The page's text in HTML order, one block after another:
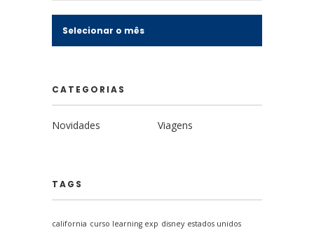
CATEGORIAS
Novidades Viagens
TAGS
california curso learning exp disney estados unidos